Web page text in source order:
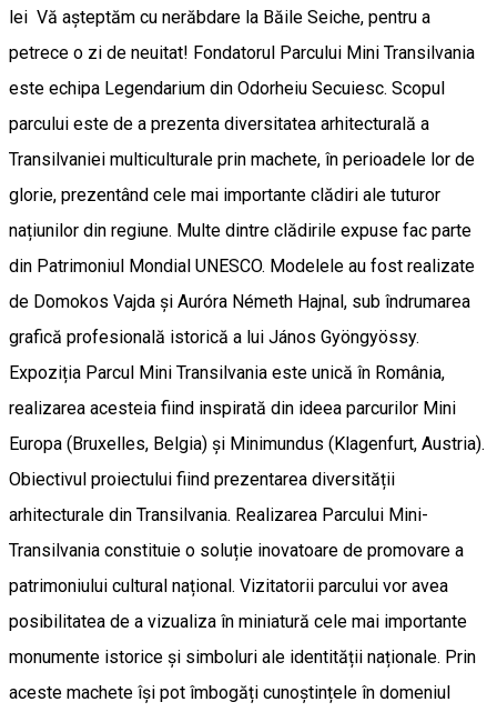
lei Vă așteptăm cu nerăbdare la Băile Seiche, pentru a
petrece o zi de neuitat! Fondatorul Parcului Mini Transilvania
este echipa Legendarium din Odorheiu Secuiesc. Scopul
parcului este de a prezenta diversitatea arhitecturală a
Transilvaniei multiculturale prin machete, în perioadele lor de
glorie, prezentând cele mai importante clădiri ale tuturor
națiunilor din regiune. Multe dintre clădirile expuse fac parte
din Patrimoniul Mondial UNESCO. Modelele au fost realizate
de Domokos Vajda și Auróra Németh Hajnal, sub îndrumarea
grafică profesională istorică a lui János Gyöngyössy.
Expoziția Parcul Mini Transilvania este unică în România,
realizarea acesteia fiind inspirată din ideea parcurilor Mini
Europa (Bruxelles, Belgia) și Minimundus (Klagenfurt, Austria).
Obiectivul proiectului fiind prezentarea diversității
arhitecturale din Transilvania. Realizarea Parcului Mini-
Transilvania constituie o soluție inovatoare de promovare a
patrimoniului cultural național. Vizitatorii parcului vor avea
posibilitatea de a vizualiza în miniatură cele mai importante
monumente istorice și simboluri ale identității naționale. Prin
aceste machete își pot îmbogăți cunoștințele în domeniul